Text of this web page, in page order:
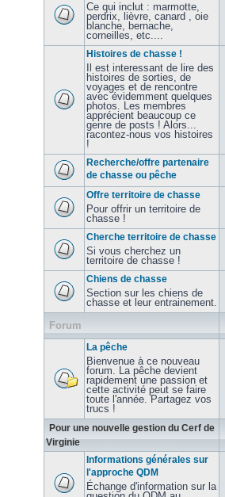
Ce qui inclut : marmotte,
perdrix, lièvre, canard , oie
blanche, bernache,
corneilles, etc....
Histoires de chasse !
Il est interessant de lire des
histoires de sorties, de
voyages et de rencontre
avec évidemment quelques
photos. Les membres
apprécient beaucoup ce
genre de posts ! Alors...
racontez-nous vos histoires
!
Recherche/offre partenaire
de chasse ou pêche
Offre territoire de chasse
Pour offrir un territoire de
chasse !
Cherche territoire de chasse
Si vous cherchez un
territoire de chasse !
Chiens de chasse
Section sur les chiens de
chasse et leur entrainement.
Forum
La pêche
Bienvenue à ce nouveau
forum. La pêche devient
rapidement une passion et
cette activité peut se faire
toute l'année. Partagez vos
trucs !
Pour une nouvelle gestion du Cerf de
Virginie
Informations générales sur
l'approche QDM
Échange d'information sur la